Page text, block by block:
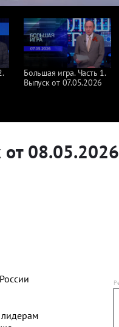
Большая игра. Часть 1.
Выпуск от 07.05.2026
от 08.05.2026